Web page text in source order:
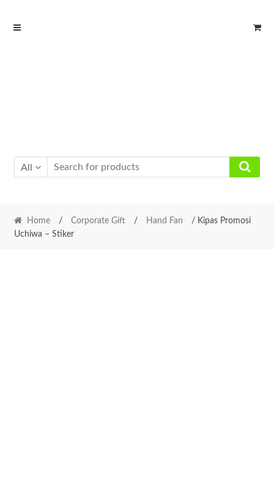
Skip
Skip
All
Home / Corporate Gift / Hand Fan
/ Kipas Promosi
Uchiwa – Stiker